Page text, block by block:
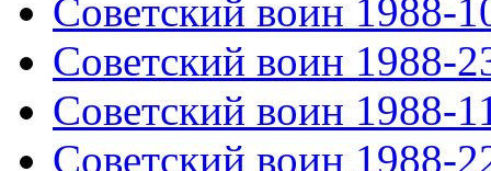
Советский воин 1988-
Советский воин 1988-
Советский воин 1988-
Советский воин 1988-